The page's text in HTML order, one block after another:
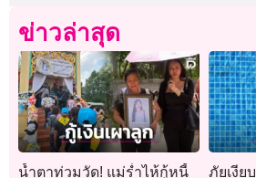
ข่าวล่าสุด
น้ำตาท่วมวัด! แม่ร่ำไห้กู้หนี้
ภัยเงีย